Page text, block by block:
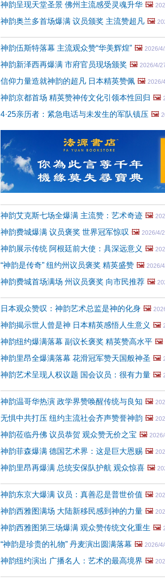
神韵呈现天堂圣景 佛州主流感受灵魂升华 🖼️
神韵奥兰多首场爆满 议员颁奖 主流赞超凡 🖼️
神韵伍斯特落幕 主流观众赞“华美辉煌” 🖼️ 2026/
神韵新泽西再爆满 市府官员现场颁奖 🖼️ 2026/4/
信仰力量造就神韵的超凡 日本精英赞佩 🖼️ 2026/
神韵京都首场 精英赞神传文化引领本性回归 🖼️
4·25亲历者：紧急电话与未发生的军队镇压 🖼️
神韵艾克斯七场全爆满 主流赞：艺术奇迹 🖼️
神韵费城爆满 议员褒奖 世界冠军惊叹 🖼️ 2026/4/
神韵展示传统 阿根廷前大使：具深远意义 🖼️
“神韵是传奇” 纽约州议员褒奖 精英盛赞 🖼️ 2026/
神韵费城首场满场 州议员褒奖 向市民推荐 🖼️
日本观众赞叹：神韵艺术总监是神的化身 🖼️
神韵揭示世人曾是神 日本精英感悟人生意义 🖼️
神韵纽约爆满落幕 副议长褒奖 精英赞高水平 🖼️
神韵里昂全爆满落幕 花滑冠军赞天国般神圣 🖼️
神韵艺术呈现人权议题 国会议员：很有力量 🖼️
神韵温哥华热演 政学界赞唤醒传统与良知 🖼️
无惧中共打压 纽约主流社会齐声赞誉神韵 🖼️
神韵莅临丹佛 议员恭贺 观众赞无价之宝 🖼️
神韵菲森爆满 德国艺术界：这是巨大恩赐 🖼️
神韵里昂再爆满 总统安保队护航 观众惊喜 🖼️
神韵东京大爆满 议员：真善忍是普世价值 🖼️
神韵西雅图满场 大陆新移民感到神的力量 🖼️
神韵西雅图第三场爆满 观众赞传统文化重生 🖼️
“神韵是珍贵的礼物” 丹麦演出圆满落幕 🖼️ 2026/
神韵纽约演出 广播名人：艺术的最高境界 🖼️